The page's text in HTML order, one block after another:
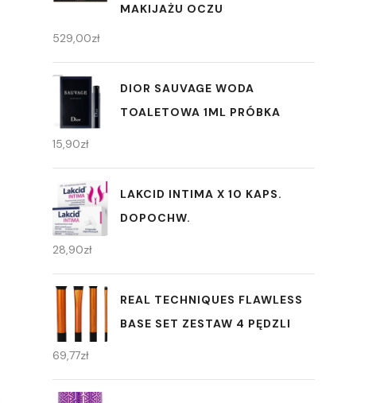
MAKIJAŻU OCZU
529,00zł
DIOR SAUVAGE WODA
TOALETOWA 1ML PRÓBKA
15,90zł
LAKCID INTIMA X 10 KAPS.
DOPOCHW.
28,90zł
REAL TECHNIQUES FLAWLESS
BASE SET ZESTAW 4 PĘDZLI
69,77zł